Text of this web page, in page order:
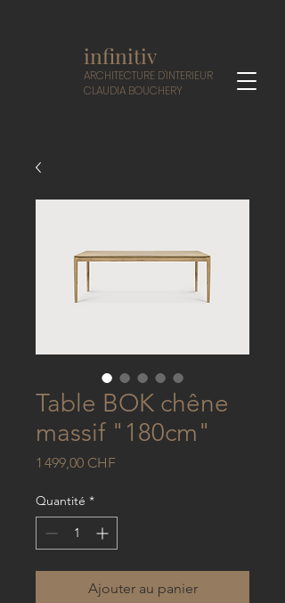
infinitiv
ARCHITECTURE D'INTERIEUR
CLAUDIA BOUCHERY
Table BOK chêne
massif "180cm"
1 499,00 CHFPrix
Quantité *
Ajouter au panier